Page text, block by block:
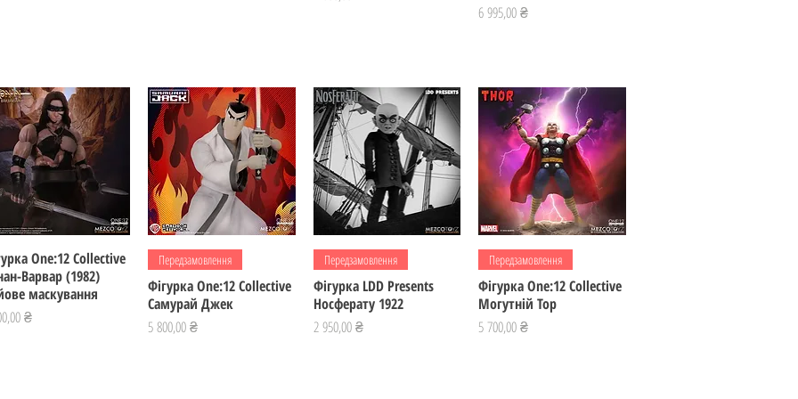
Ціна
6 995,00 ₴
Швидкий перегляд
One:12 Collective
Варвар (1982)
маскування
₴
Швидкий перегляд
Передзамовлення
Фігурка One:12 Collective
Самурай Джек
Ціна
5 800,00 ₴
Швидкий перегляд
Передзамовлення
Фігурка LDD Presents
Носферату 1922
Ціна
2 950,00 ₴
Швидкий перегляд
Передзамовлення
Фігурка One:12 Collective
Могутній Тор
Ціна
5 700,00 ₴